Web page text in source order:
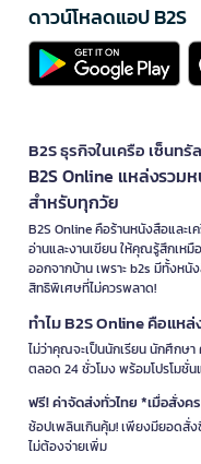
ดาวน์โหลดแอป B2S
B2S ธุรกิจในเครือ เซ็นท
B2S Online แหล่งรวม
สำหรับทุกวัย
B2S Online คือร้านหนังสือและ
อ่านและงานเขียน ให้คุณรู้สึกเห
ออกจากบ้าน เพราะ b2s มีทั้งห
สิทธิพิเศษที่ไม่ควรพลาด!
ทำไม B2S Online คือแ
ไม่ว่าคุณจะเป็นนักเรียน นักศึกษ
ตลอด 24 ชั่วโมง พร้อมโปรโมชั่
ฟรี! ค่าจัดส่งทั่วไทย *เมื่อสั่ง
ช้อปเพลินเกินคุ้ม! เพียงมียอดสั่
ไม่ต้องจ่ายเพิ่ม